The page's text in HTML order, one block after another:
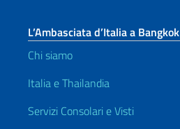
L’Ambasciata d’Italia a Bangkok
Chi siamo
Italia e Thailandia
Servizi Consolari e Visti